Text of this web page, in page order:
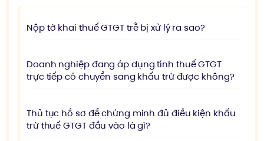
Nộp tờ khai thuế GTGT trễ bị xử lý ra sao?
Doanh nghiệp đang áp dụng tính thuế GTGT
trực tiếp có chuyển sang khấu trừ được không?
Thủ tục hồ sơ để chứng minh đủ điều kiện khấu
trừ thuế GTGT đầu vào là gì?